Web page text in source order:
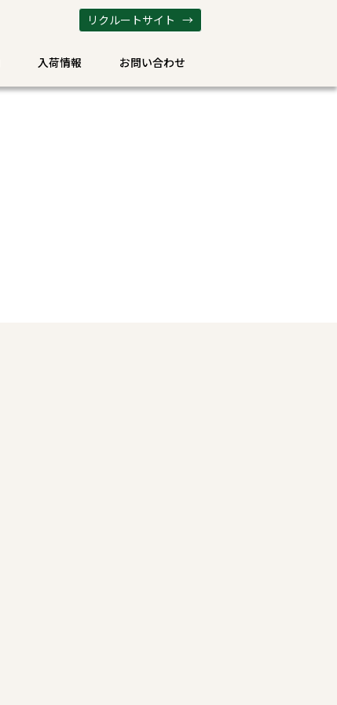
リクルートサイト →
入荷情報 お問い合わせ